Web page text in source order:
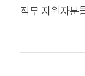
직무 지원자분